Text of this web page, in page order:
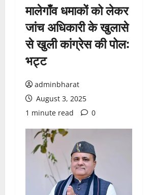
मालेगाँव धमाकों को लेकर
जांच अधिकारी के खुलासे
से खुली कांग्रेस की पोल:
भट्ट
adminbharat
August 3, 2025
1 minute read
0